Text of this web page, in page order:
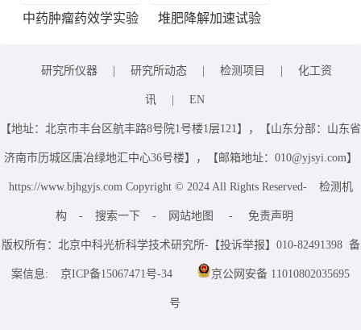
中药肿瘤药效学实验 堆肥降解加速试验
研究所仪器 研究所动态 检测项目 化工资
讯 EN
【地址：北京市丰台区航丰路8号院1号楼1层121】，【山东分部：山东省
济南市历城区唐冶绿地汇中心36号楼】，【邮箱地址：010@yjsyi.com】
https://www.bjhgyjs.com Copyright © 2024 All Rights Reserved- 检测机
构 - 搜索一下 - 网站地图 - 免责声明
版权所有：北京中科光析科学技术研究所-【投诉举报】010-82491398 备
案信息: 京ICP备15067471号-34 京公网安备 11010802035695
号